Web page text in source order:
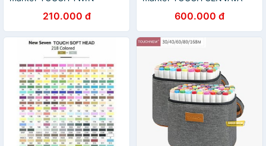
Shinhan art210.000 đ
60/80/108600.000 đ